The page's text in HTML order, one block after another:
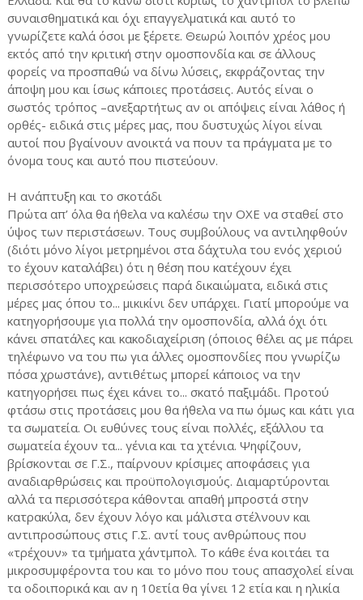
συναισθηματικά και όχι επαγγελματικά και αυτό το
γνωρίζετε καλά όσοι με ξέρετε. Θεωρώ λοιπόν χρέος μου
εκτός από την κριτική στην ομοσπονδία και σε άλλους
φορείς να προσπαθώ να δίνω λύσεις, εκφράζοντας την
άποψη μου και ίσως κάποιες προτάσεις. Αυτός είναι ο
σωστός τρόπος –ανεξαρτήτως αν οι απόψεις είναι λάθος ή
ορθές- ειδικά στις μέρες μας, που δυστυχώς λίγοι είναι
αυτοί που βγαίνουν ανοικτά να πουν τα πράγματα με το
όνομα τους και αυτό που πιστεύουν.
Η ανάπτυξη και το σκοτάδι
Πρώτα απ’ όλα θα ήθελα να καλέσω την ΟΧΕ να σταθεί στο
ύψος των περιστάσεων. Τους συμβούλους να αντιληφθούν
(διότι μόνο λίγοι μετρημένοι στα δάχτυλα του ενός χεριού
το έχουν καταλάβει) ότι η θέση που κατέχουν έχει
περισσότερο υποχρεώσεις παρά δικαιώματα, ειδικά στις
μέρες μας όπου το... μικικίνι δεν υπάρχει. Γιατί μπορούμε να
κατηγορήσουμε για πολλά την ομοσπονδία, αλλά όχι ότι
κάνει σπατάλες και κακοδιαχείριση (όποιος θέλει ας με πάρει
τηλέφωνο να του πω για άλλες ομοσπονδίες που γνωρίζω
πόσα χρωστάνε), αντιθέτως μπορεί κάποιος να την
κατηγορήσει πως έχει κάνει το... σκατό παξιμάδι. Προτού
φτάσω στις προτάσεις μου θα ήθελα να πω όμως και κάτι για
τα σωματεία. Οι ευθύνες τους είναι πολλές, εξάλλου τα
σωματεία έχουν τα... γένια και τα χτένια. Ψηφίζουν,
βρίσκονται σε Γ.Σ., παίρνουν κρίσιμες αποφάσεις για
αναδιαρθρώσεις και προϋπολογισμούς. Διαμαρτύρονται
αλλά τα περισσότερα κάθονται απαθή μπροστά στην
κατρακύλα, δεν έχουν λόγο και μάλιστα στέλνουν και
αντιπροσώπους στις Γ.Σ. αντί τους ανθρώπους που
«τρέχουν» τα τμήματα χάντμπολ. Το κάθε ένα κοιτάει τα
μικροσυμφέροντα του και το μόνο που τους απασχολεί είναι
τα οδοιπορικά και αν η 10ετία θα γίνει 12 ετία και η ηλικία